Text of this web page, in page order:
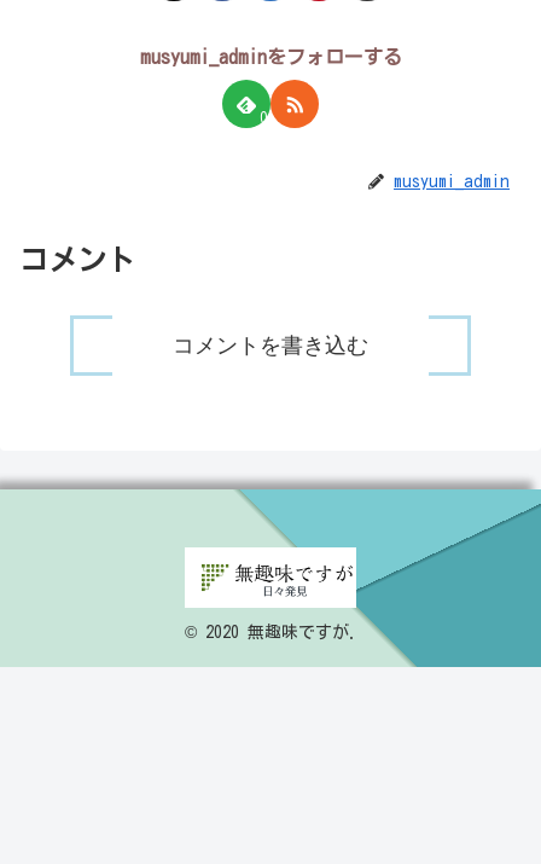
musyumi_adminをフォローする
0
musyumi_admin
コメント
コメントを書き込む
© 2020 無趣味ですが.